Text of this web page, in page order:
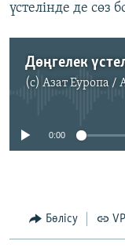
үстелінде де сөз
Дөңгелек
(c) Азат Еуропа /
No
0:00
Бөлісу